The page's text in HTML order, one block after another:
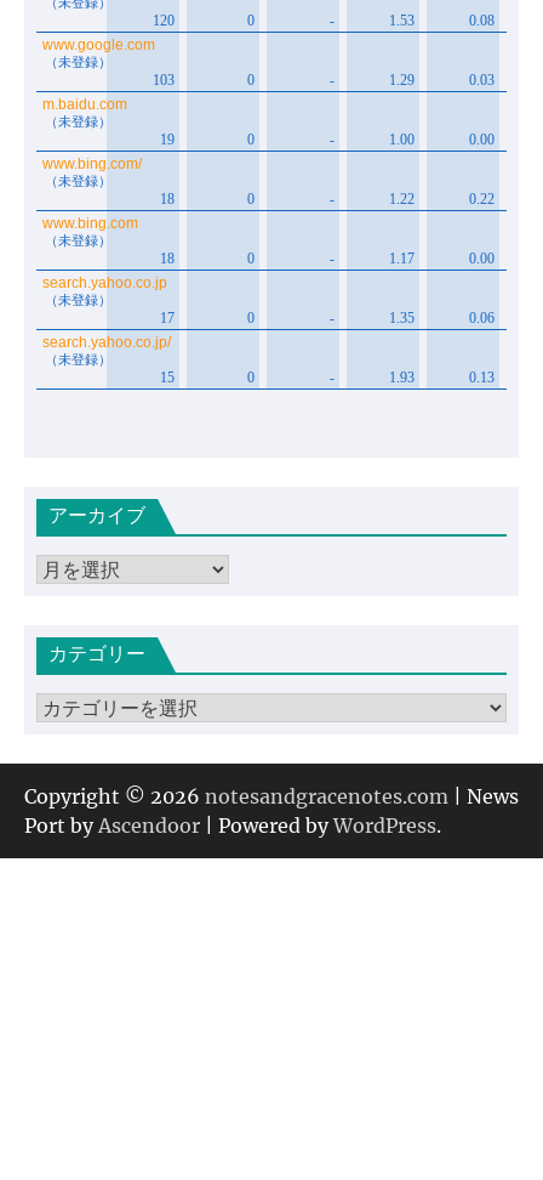
アーカイブ
ア
イカテゴリー
カ
ゴ
リ
ー
Copyright © 2026 notesandgracenotes.com | News
Port byAscendoor | Powered byWordPress.